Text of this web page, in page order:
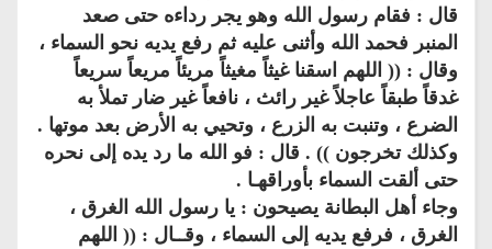
قال : فقام رسول الله وهو يجر رداءه حتى صعد
المنبر فحمد الله وأثنى عليه ثم رفع يديه نحو السماء ،
وقال : (( اللهم اسقنا غيثاً مغيثاً مريئاً مريعاً سريعاً
غدقاً طبقاً عاجلاً غير رائث ، نافعاً غير ضار تملأ به
الضرع ، وتنبت به الزرع ، وتحيي به الأرض بعد موتها .
وكذلك تخرجون )) . قال : فو الله ما رد يده إلى نحره
حتى ألقت السماء بأوراقهـا .
وجاء أهل البطانة يصيحون : يا رسول الله الغرق ،
الغرق ، فرفع يديه إلى السماء ، وقــال : (( اللهم